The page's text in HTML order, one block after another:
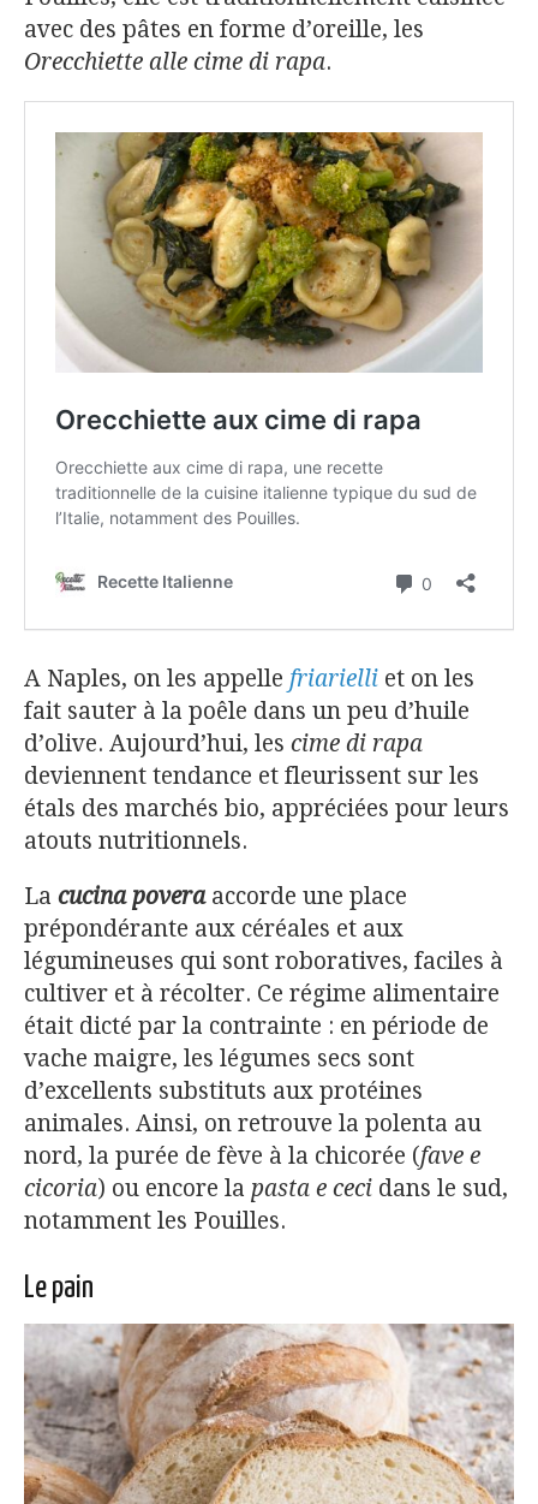
avec des pâtes en forme d’oreille, les
Orecchiette alle cime di rapa.
A Naples, on les appelle friarielli et on les
fait sauter à la poêle dans un peu d’huile
d’olive. Aujourd’hui, les cime di rapa
deviennent tendance et fleurissent sur les
étals des marchés bio, appréciées pour leurs
atouts nutritionnels.
La cucina povera accorde une place
prépondérante aux céréales et aux
légumineuses qui sont roboratives, faciles à
cultiver et à récolter. Ce régime alimentaire
était dicté par la contrainte : en période de
vache maigre, les légumes secs sont
d’excellents substituts aux protéines
animales. Ainsi, on retrouve la polenta au
nord, la purée de fève à la chicorée (fave e
cicoria) ou encore la pasta e ceci dans le sud,
notamment les Pouilles.
Le pain